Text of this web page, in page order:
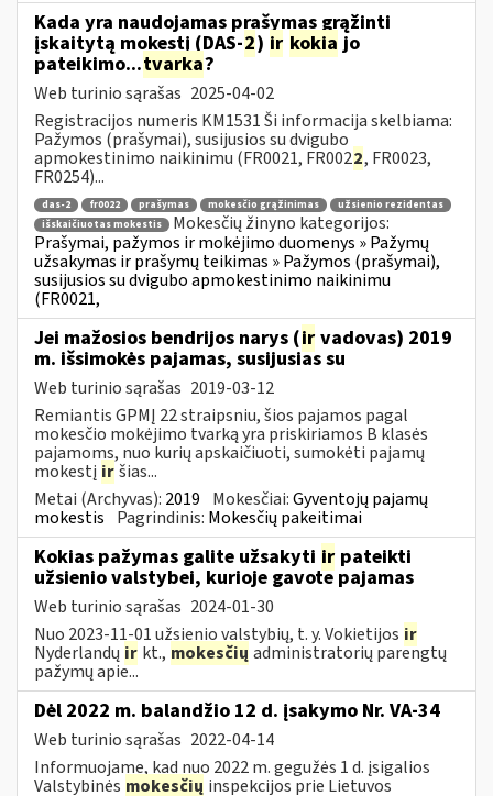
Kada yra naudojamas prašymas grąžinti
įskaitytą mokestį (DAS-2) ir kokia jo
pateikimo...tvarka?
Web turinio sąrašas 2025-04-02
Registracijos numeris KM1531 Ši informacija skelbiama:
Pažymos (prašymai), susijusios su dvigubo
apmokestinimo naikinimu (FR0021, FR0022, FR0023,
FR0254)...
das-2 fr0022 prašymas mokesčio grąžinimas
užsienio rezidentas
išskaičiuotas mokestis
Mokesčių žinyno kategorijos:
Prašymai, pažymos ir mokėjimo duomenys » Pažymų
užsakymas ir prašymų teikimas » Pažymos (prašymai),
susijusios su dvigubo apmokestinimo naikinimu
(FR0021,
Jei mažosios bendrijos narys (ir vadovas) 2019
m. išsimokės pajamas, susijusias su
Web turinio sąrašas 2019-03-12
Remiantis GPMĮ 22 straipsniu, šios pajamos pagal
mokesčio mokėjimo tvarką yra priskiriamos B klasės
pajamoms, nuo kurių apskaičiuoti, sumokėti pajamų
mokestį iršias...
Metai (Archyvas): 2019 Mokesčiai:Gyventojų pajamų
mokestis Pagrindinis: Mokesčių pakeitimai
Kokias pažymas galite užsakyti ir pateikti
užsienio valstybei, kurioje gavote pajamas
Web turinio sąrašas 2024-01-30
Nuo 2023-11-01 užsienio valstybių, t. y. Vokietijos ir
Nyderlandų ir kt., mokesčių administratorių parengtų
pažymų apie...
Dėl 2022 m. balandžio 12 d. įsakymo Nr. VA-34
Web turinio sąrašas 2022-04-14
Informuojame, kad nuo 2022 m. gegužės 1 d. įsigalios
Valstybinės mokesčių inspekcijos prie Lietuvos